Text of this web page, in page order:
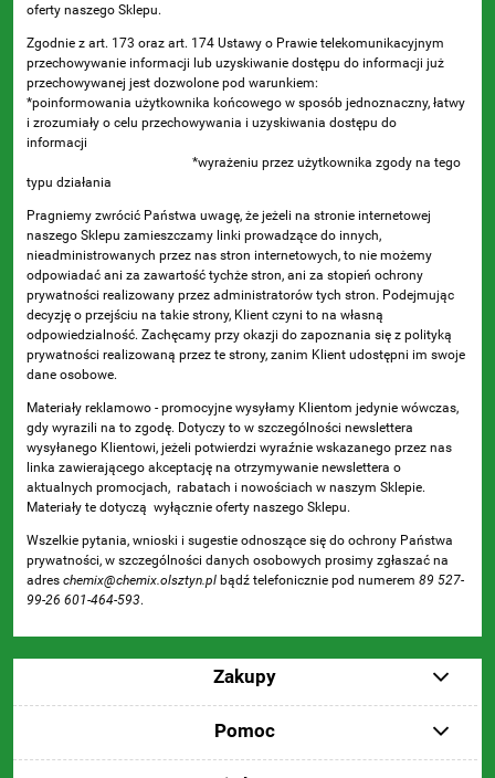
oferty naszego Sklepu.
Zgodnie z art. 173 oraz art. 174 Ustawy o Prawie telekomunikacyjnym
przechowywanie informacji lub uzyskiwanie dostępu do informacji już
przechowywanej jest dozwolone pod warunkiem:
*poinformowania użytkownika końcowego w sposób jednoznaczny, łatwy
i zrozumiały o celu przechowywania i uzyskiwania dostępu do
informacji
*wyrażeniu przez użytkownika zgody na tego
typu działania
Pragniemy zwrócić Państwa uwagę, że jeżeli na stronie internetowej
naszego Sklepu zamieszczamy linki prowadzące do innych,
nieadministrowanych przez nas stron internetowych, to nie możemy
odpowiadać ani za zawartość tychże stron, ani za stopień ochrony
prywatności realizowany przez administratorów tych stron. Podejmując
decyzję o przejściu na takie strony, Klient czyni to na własną
odpowiedzialność. Zachęcamy przy okazji do zapoznania się z polityką
prywatności realizowaną przez te strony, zanim Klient udostępni im swoje
dane osobowe.
Materiały reklamowo - promocyjne wysyłamy Klientom jedynie wówczas,
gdy wyrazili na to zgodę. Dotyczy to w szczególności newslettera
wysyłanego Klientowi, jeżeli potwierdzi wyraźnie wskazanego przez nas
linka zawierającego akceptację na otrzymywanie newslettera o
aktualnych promocjach, rabatach i nowościach w naszym Sklepie.
Materiały te dotyczą wyłącznie oferty naszego Sklepu.
Wszelkie pytania, wnioski i sugestie odnoszące się do ochrony Państwa
prywatności, w szczególności danych osobowych prosimy zgłaszać na
adres chemix@chemix.olsztyn.pl bądź telefonicznie pod numerem 89 527-
99-26 601-464-593.
Zakupy
Pomoc